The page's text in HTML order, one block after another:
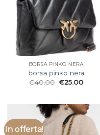
BORSA PINKO NERA
borsa pinko nera
€40.00 €25.00
In offerta!